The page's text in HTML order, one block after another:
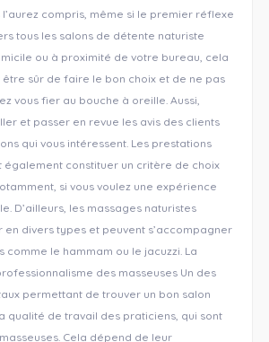
compris, même si le premier réflexe
tous les salons de détente naturiste
ou à proximité de votre bureau, cela
être sûr de faire le bon choix et de ne pas
vous fier au bouche à oreille. Aussi,
et passer en revue les avis des clients
qui vous intéressent. Les prestations
également constituer un critère de choix
si vous voulez une expérience
D’ailleurs, les massages naturistes
en divers types et peuvent s’accompagner
comme le hammam ou le jacuzzi. La
des masseuses Un des
permettant de trouver un bon salon
qualité de travail des praticiens, qui sont
Cela dépend de leur